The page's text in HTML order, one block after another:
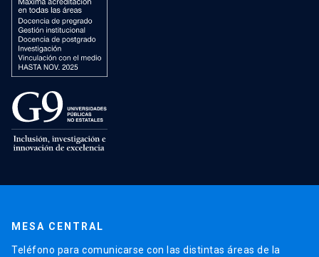
MESA CENTRAL
Teléfono para comunicarse con las distintas áreas de la